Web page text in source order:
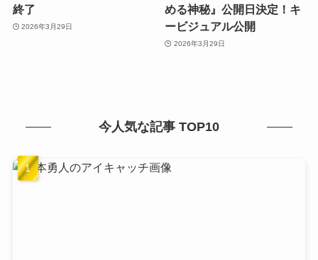
終了
2026年3月29日
める神秘』公開日決定！キ
ービジュアル公開
2026年3月29日
今人気な記事 TOP10